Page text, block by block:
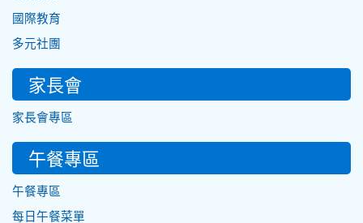
國際教育
多元社團
家長會
家長會專區
午餐專區
午餐專區
每日午餐菜單